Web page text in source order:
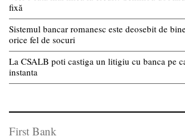
fixă
Sistemul bancar romanesc este deosebit de
orice fel de socuri
La CSALB poti castiga un litigiu cu banca pe
instanta
First Bank